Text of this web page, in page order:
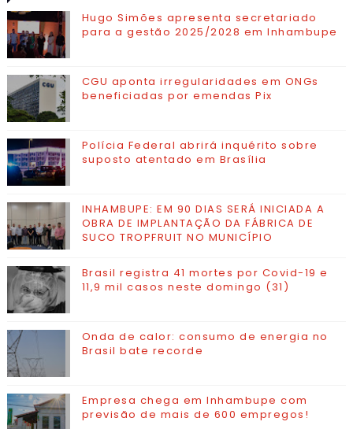
VISITADAS
Hugo Simões apresenta secretariado
para a gestão 2025/2028 em Inhambupe
CGU aponta irregularidades em ONGs
beneficiadas por emendas Pix
Polícia Federal abrirá inquérito sobre
suposto atentado em Brasília
INHAMBUPE: EM 90 DIAS SERÁ INICIADA A
OBRA DE IMPLANTAÇÃO DA FÁBRICA DE
SUCO TROPFRUIT NO MUNICÍPIO
Brasil registra 41 mortes por Covid-19 e
11,9 mil casos neste domingo (31)
Onda de calor: consumo de energia no
Brasil bate recorde
Empresa chega em Inhambupe com
previsão de mais de 600 empregos!